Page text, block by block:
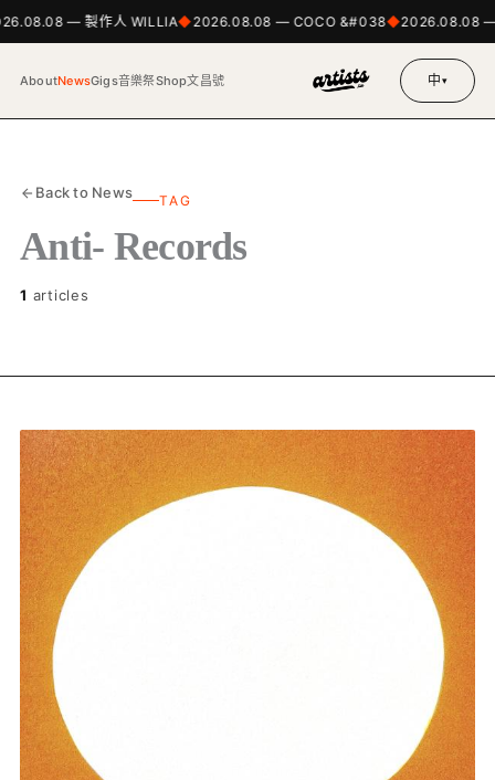
— 製作人 WILLIA 2026.08.08 — COCO &#038 2026.08.08 —
AboutNewsGigs音樂祭Shop文昌號 中▾
Back to News TAG
Anti- Records
1 articles